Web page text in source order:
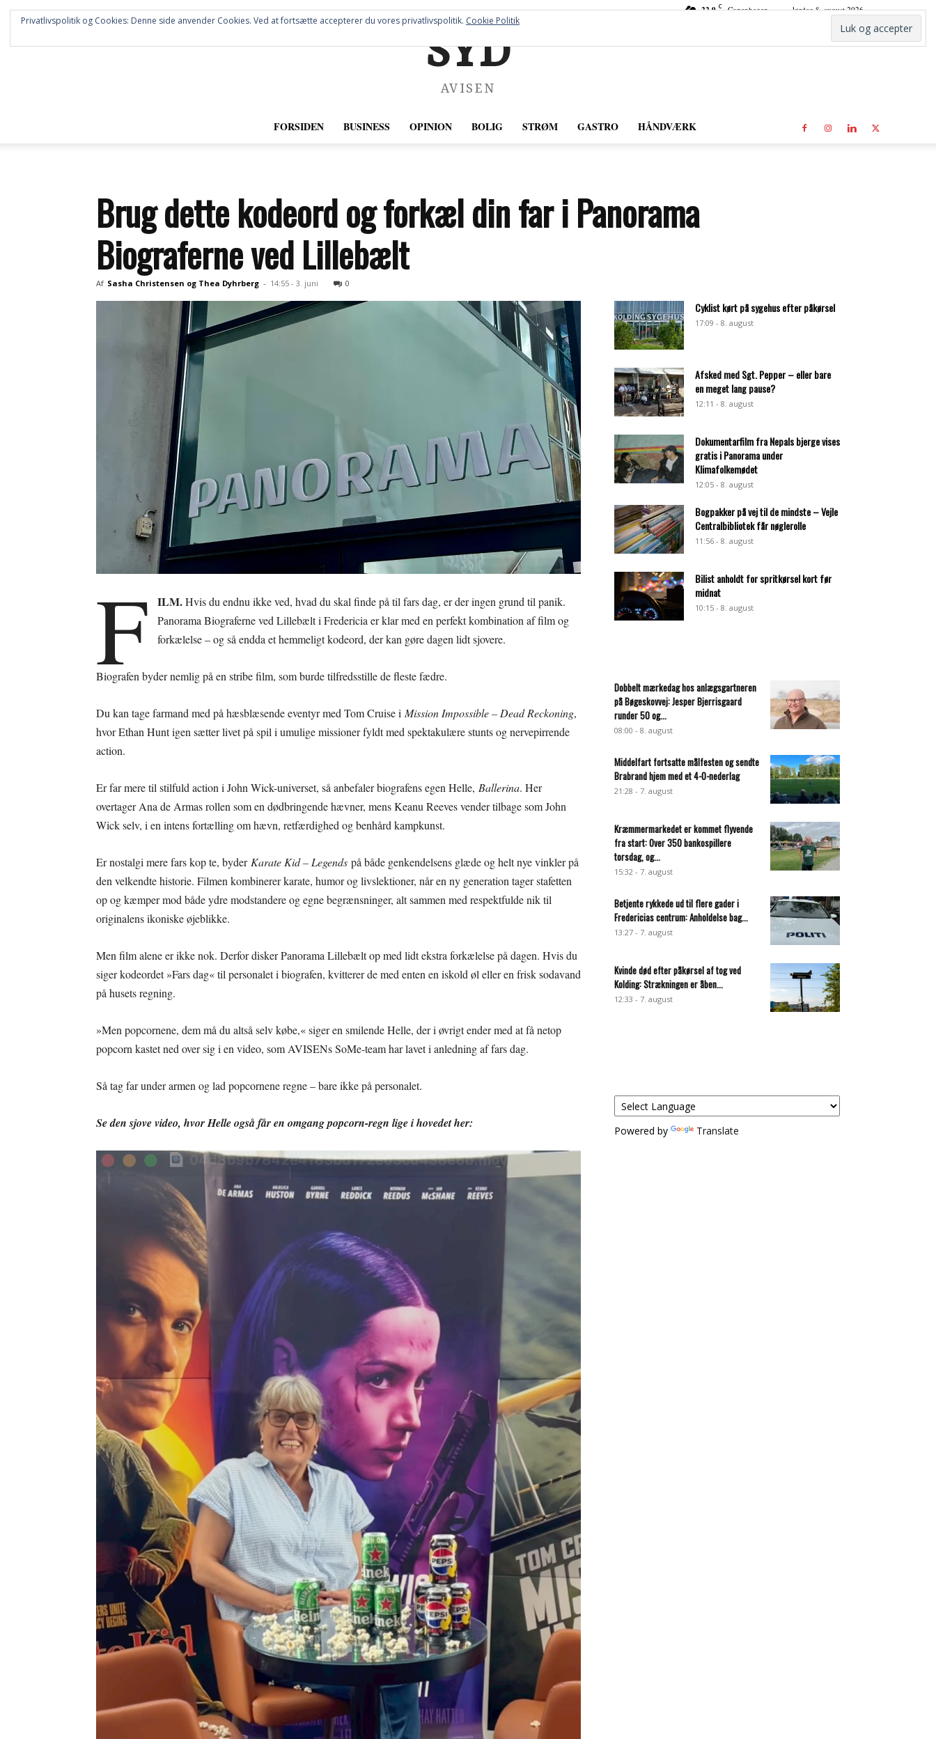
22.9 C Copenhagen lørdag 8. august 2026
SYD
AVISEN
FORSIDEN BUSINESS OPINION BOLIG STRØM GASTRO HÅNDVÆRK
Brug dette kodeord og forkæl din far i Panorama
Biograferne ved Lillebælt
Af Sasha Christensen og Thea Dyhrberg - 14:55 - 3. juni 0
F ILM.Hvis du endnu ikke ved, hvad du skal finde på til fars dag, er der ingen grund til panik.
Panorama Biograferne ved Lillebælt i Fredericia er klar med en perfekt kombination af film og
forkælelse – og så endda et hemmeligt kodeord, der kan gøre dagen lidt sjovere.
Biografen byder nemlig på en stribe film, som burde tilfredsstille de fleste fædre.
Du kan tage farmand med på hæsblæsende eventyr med Tom Cruise i Mission Impossible – Dead Reckoning,
hvor Ethan Hunt igen sætter livet på spil i umulige missioner fyldt med spektakulære stunts og nervepirrende
action.
Er far mere til stilfuld action i John Wick-universet, så anbefaler biografens egen Helle, Ballerina. Her
overtager Ana de Armas rollen som en dødbringende hævner, mens Keanu Reeves vender tilbage som John
Wick selv, i en intens fortælling om hævn, retfærdighed og benhård kampkunst.
Er nostalgi mere fars kop te, byder Karate Kid – Legends på både genkendelsens glæde og helt nye vinkler på
den velkendte historie. Filmen kombinerer karate, humor og livslektioner, når en ny generation tager stafetten
op og kæmper mod både ydre modstandere og egne begrænsninger, alt sammen med respektfulde nik til
originalens ikoniske øjeblikke.
Men film alene er ikke nok. Derfor disker Panorama Lillebælt op med lidt ekstra forkælelse på dagen. Hvis du
siger kodeordet »Fars dag« til personalet i biografen, kvitterer de med enten en iskold øl eller en frisk sodavand
på husets regning.
»Men popcornene, dem må du altså selv købe,« siger en smilende Helle, der i øvrigt ender med at få netop
popcorn kastet ned over sig i en video, som AVISENs SoMe-team har lavet i anledning af fars dag.
Så tag far under armen og lad popcornene regne – bare ikke på personalet.
Se den sjove video, hvor Helle også får en omgang popcorn-regn lige i hovedet her:
Cyklist kørt på sygehus efter påkørsel
17:09 - 8. august
Afsked med Sgt. Pepper – eller bare
en meget lang pause?
12:11 - 8. august
Dokumentarfilm fra Nepals bjerge vises
gratis i Panorama under
Klimafolkemødet
12:05 - 8. august
Bogpakker på vej til de mindste – Vejle
Centralbibliotek får nøglerolle
11:56 - 8. august
Bilist anholdt for spritkørsel kort før
midnat
10:15 - 8. august
Dobbelt mærkedag hos anlægsgartneren
på Bøgeskovvej: Jesper Bjerrisgaard
runder 50 og...
08:00 - 8. august
Middelfart fortsatte målfesten og sendte
Brabrand hjem med et 4-0-nederlag
21:28 - 7. august
Kræmmermarkedet er kommet flyvende
fra start: Over 350 bankospillere
torsdag, og...
15:32 - 7. august
Betjente rykkede ud til flere gader i
Fredericias centrum: Anholdelse bag...
13:27 - 7. august
Kvinde død efter påkørsel af tog ved
Kolding: Strækningen er åben...
12:33 - 7. august
Powered by Translate
Privatlivspolitik og Cookies: Denne side anvender Cookies. Ved at fortsætte accepterer du vores privatlivspolitik. Cookie Politik